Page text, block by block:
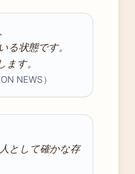
る状態です。
ます。
NEWS）
として確かな存